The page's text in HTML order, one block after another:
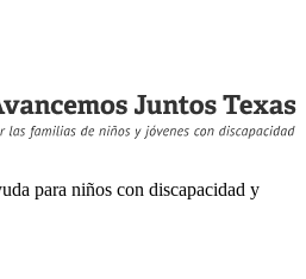
para niños con discapacidad y